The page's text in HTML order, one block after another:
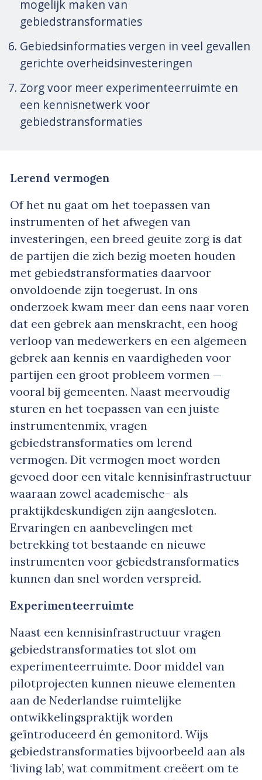
mogelijk maken van
gebiedstransformaties
Gebiedsinformaties vergen in veel gevallen
gerichte overheidsinvesteringen
Zorg voor meer experimenteerruimte en
een kennisnetwerk voor
gebiedstransformaties
Lerend vermogen
Of het nu gaat om het toepassen van
instrumenten of het afwegen van
investeringen, een breed geuite zorg is dat
de partijen die zich bezig moeten houden
met gebiedstransformaties daarvoor
onvoldoende zijn toegerust. In ons
onderzoek kwam meer dan eens naar voren
dat een gebrek aan menskracht, een hoog
verloop van medewerkers en een algemeen
gebrek aan kennis en vaardigheden voor
partijen een groot probleem vormen —
vooral bij gemeenten. Naast meervoudig
sturen en het toepassen van een juiste
instrumentenmix, vragen
gebiedstransformaties om lerend
vermogen. Dit vermogen moet worden
gevoed door een vitale kennisinfrastructuur
waaraan zowel academische- als
praktijkdeskundigen zijn aangesloten.
Ervaringen en aanbevelingen met
betrekking tot bestaande en nieuwe
instrumenten voor gebiedstransformaties
kunnen dan snel worden verspreid.
Experimenteerruimte
Naast een kennisinfrastructuur vragen
gebiedstransformaties tot slot om
experimenteerruimte. Door middel van
pilotprojecten kunnen nieuwe elementen
aan de Nederlandse ruimtelijke
ontwikkelingspraktijk worden
geïntroduceerd én gemonitord. Wijs
gebiedstransformaties bijvoorbeeld aan als
‘living lab’, wat commitment creëert om te